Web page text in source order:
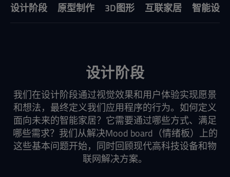
设计阶段 原型制作 3D图形 互联家居 智能设备
设计阶段
我们在设计阶段通过视觉效果和用户体验实现愿景
和想法，最终定义我们应用程序的行为。如何定义
面向未来的智能家居？它需要通过哪些方式、满足
哪些需求？我们从解决Mood board（情绪板）上的
这些基本问题开始，同时回顾现代高科技设备和物
联网解决方案。